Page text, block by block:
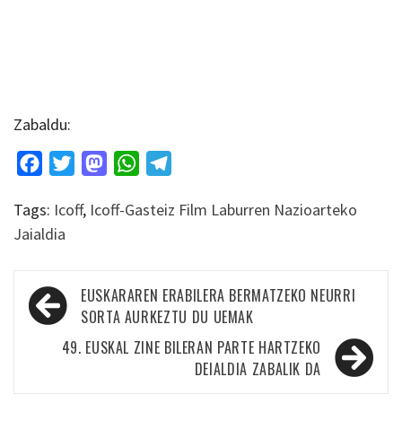
Zabaldu:
FacebookTwitterMastodonWhatsApp
Tags: Icoff, Icoff-Gasteiz Film Laburren Nazioarteko
Jaialdia
Bidalketetan
zehar
nabigatu
EUSKARAREN ERABILERA BERMATZEKO NEURRI
SORTA AURKEZTU DU UEMAK
49. EUSKAL ZINE BILERAN PARTE HARTZEKO
DEIALDIA ZABALIK DA